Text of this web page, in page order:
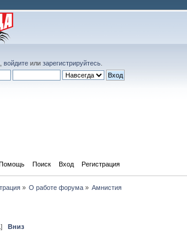
войдите или зарегистрируйтесь
Поиск Вход Регистрация
» О работе форума» Амнистия
]Вниз